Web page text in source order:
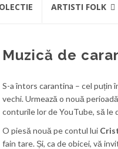
ARTISTI FOLK
Muzică de
S-a întors carantina – cel puțin
vechi. Urmează o nouă
conturile lor de YouTube, să le
O piesă nouă pe contul lui
fain tare. Și, ca de obicei, vă